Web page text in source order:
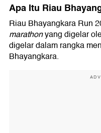
Apa Itu Riau
Riau Bhayangkara Run
marathonyang digelar
digelar dalam rangka
Bhayangkara.